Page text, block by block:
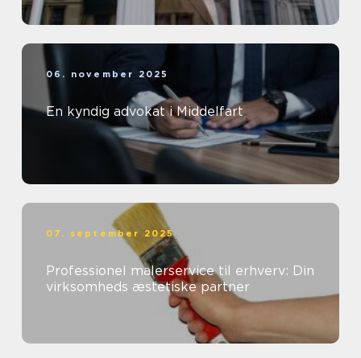
06. november 2025
En kyndig advokat i Middelfart
07. september 2025
Professionel malerservice til erhverv: Din
virksomheds æstetiske partner